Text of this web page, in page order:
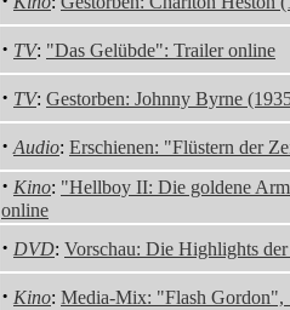
· TV: "Das Gelübde": Trailer online
· TV: Gestorben: Johnny Byrne
· Audio: Erschienen: "Flüstern der
· Kino: "Hellboy II: Die goldene
online
· DVD: Vorschau: Die Highlights
· Kino: Media-Mix: "Flash